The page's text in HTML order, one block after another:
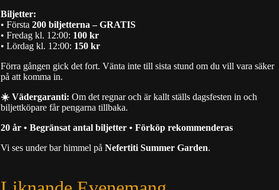
Biljetter:
• Första 200 biljetterna – GRATIS
• Fredag kl. 12:00: 100 kr
• Lördag kl. 12:00: 150 kr
Förra gången gick det fort. Vänta inte till sista stund om du vill vara säker
på att komma in.
☀️ Vädergaranti: Om det regnar och är kallt ställs dagsfesten in och
biljettköpare får pengarna tillbaka.
20 år • Begränsat antal biljetter • Förköp rekommenderas
Vi ses under bar himmel på Nefertiti Summer Garden.